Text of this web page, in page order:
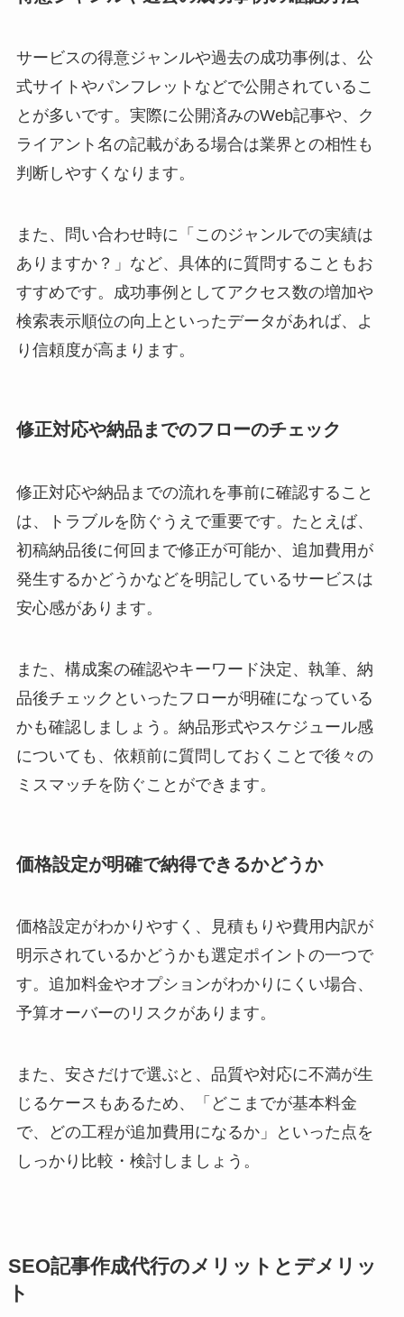
サービスの得意ジャンルや過去の成功事例は、公
式サイトやパンフレットなどで公開されているこ
とが多いです。実際に公開済みのWeb記事や、ク
ライアント名の記載がある場合は業界との相性も
判断しやすくなります。
また、問い合わせ時に「このジャンルでの実績は
ありますか？」など、具体的に質問することもお
すすめです。成功事例としてアクセス数の増加や
検索表示順位の向上といったデータがあれば、よ
り信頼度が高まります。
修正対応や納品までのフローのチェック
修正対応や納品までの流れを事前に確認すること
は、トラブルを防ぐうえで重要です。たとえば、
初稿納品後に何回まで修正が可能か、追加費用が
発生するかどうかなどを明記しているサービスは
安心感があります。
また、構成案の確認やキーワード決定、執筆、納
品後チェックといったフローが明確になっている
かも確認しましょう。納品形式やスケジュール感
についても、依頼前に質問しておくことで後々の
ミスマッチを防ぐことができます。
価格設定が明確で納得できるかどうか
価格設定がわかりやすく、見積もりや費用内訳が
明示されているかどうかも選定ポイントの一つで
す。追加料金やオプションがわかりにくい場合、
予算オーバーのリスクがあります。
また、安さだけで選ぶと、品質や対応に不満が生
じるケースもあるため、「どこまでが基本料金
で、どの工程が追加費用になるか」といった点を
しっかり比較・検討しましょう。
SEO記事作成代行のメリットとデメリッ
ト